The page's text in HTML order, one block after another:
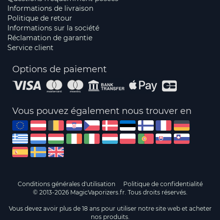
Informations de livraison
Politique de retour
Informations sur la société
Réclamation de garantie
Service client
Options de paiement
Vous pouvez également nous trouver en
Conditions générales d'utilisation
Politique de confidentialité
© 2013-2026 MagicVaporizers.fr. Tous droits réservés.
Vous devez avoir plus de 18 ans pour utiliser notre site web et acheter
nos produits.